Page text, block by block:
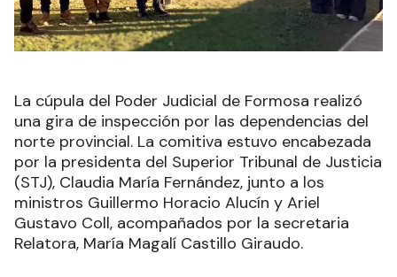
La cúpula del Poder Judicial de Formosa realizó
una gira de inspección por las dependencias del
norte provincial. La comitiva estuvo encabezada
por la presidenta del Superior Tribunal de Justicia
(STJ), Claudia María Fernández, junto a los
ministros Guillermo Horacio Alucín y Ariel
Gustavo Coll, acompañados por la secretaria
Relatora, María Magalí Castillo Giraudo.